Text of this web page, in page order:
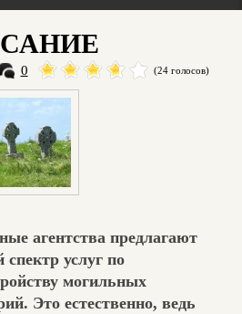
0 (24 голосов)
агентства предлагают
услуг по
могильных
Это естественно, ведь